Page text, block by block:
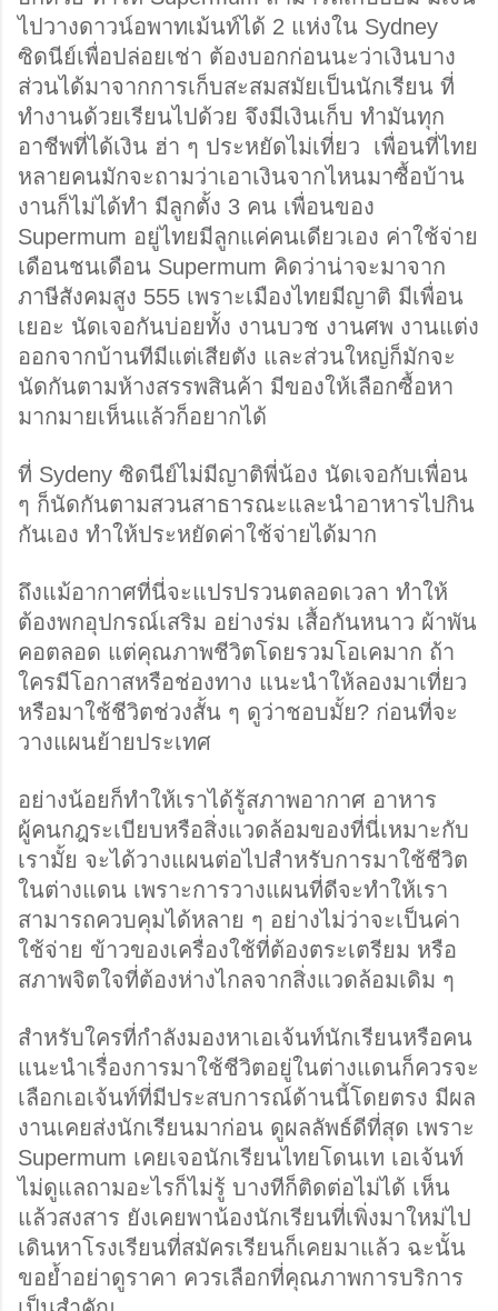
ไปวางดาวน์อพาทเม้นท์ได้ 2 แห่งใน Sydney
ซิดนีย์เพื่อปล่อยเช่า ต้องบอกก่อนนะว่าเงินบาง
ส่วนได้มาจากการเก็บสะสมสมัยเป็นนักเรียน ที่
ทำงานด้วยเรียนไปด้วย จึงมีเงินเก็บ ทำมันทุก
อาชีพที่ได้เงิน ฮ่า ๆ ประหยัดไม่เที่ยว  เพื่อนที่ไทย
หลายคนมักจะถามว่าเอาเงินจากไหนมาซื้อบ้าน
งานก็ไม่ได้ทำ มีลูกตั้ง 3 คน เพื่อนของ
Supermum อยู่ไทยมีลูกแค่คนเดียวเอง ค่าใช้จ่าย
เดือนชนเดือน Supermum คิดว่าน่าจะมาจาก
ภาษีสังคมสูง 555 เพราะเมืองไทยมีญาติ มีเพื่อน
เยอะ นัดเจอกันบ่อยทั้ง งานบวช งานศพ งานแต่ง
ออกจากบ้านทีมีแต่เสียตัง และส่วนใหญ่ก็มักจะ
นัดกันตามห้างสรรพสินค้า มีของให้เลือกซื้อหา
มากมายเห็นแล้วก็อยากได้
ที่ Sydeny ซิดนีย์ไม่มีญาติพี่น้อง นัดเจอกับเพื่อน
ๆ ก็นัดกันตามสวนสาธารณะและนำอาหารไปกิน
กันเอง ทำให้ประหยัดค่าใช้จ่ายได้มาก
ถึงแม้อากาศที่นี่จะแปรปรวนตลอดเวลา ทำให้
ต้องพกอุปกรณ์เสริม อย่างร่ม เสื้อกันหนาว ผ้าพัน
คอตลอด แต่คุณภาพชีวิตโดยรวมโอเคมาก ถ้า
ใครมีโอกาสหรือช่องทาง แนะนำให้ลองมาเที่ยว
หรือมาใช้ชีวิตช่วงสั้น ๆ ดูว่าชอบมั้ย? ก่อนที่จะ
วางแผนย้ายประเทศ
อย่างน้อยก็ทำให้เราได้รู้สภาพอากาศ อาหาร
ผู้คนกฎระเบียบหรือสิ่งแวดล้อมของที่นี่เหมาะกับ
เรามั้ย จะได้วางแผนต่อไปสำหรับการมาใช้ชีวิต
ในต่างแดน เพราะการวางแผนที่ดีจะทำให้เรา
สามารถควบคุมได้หลาย ๆ อย่างไม่ว่าจะเป็นค่า
ใช้จ่าย ข้าวของเครื่องใช้ที่ต้องตระเตรียม หรือ
สภาพจิตใจที่ต้องห่างไกลจากสิ่งแวดล้อมเดิม ๆ
สำหรับใครที่กำลังมองหาเอเจ้นท์นักเรียนหรือคน
แนะนำเรื่องการมาใช้ชีวิตอยู่ในต่างแดนก็ควรจะ
เลือกเอเจ้นท์ที่มีประสบการณ์ด้านนี้โดยตรง มีผล
งานเคยส่งนักเรียนมาก่อน ดูผลลัพธ์ดีที่สุด เพราะ
Supermum เคยเจอนักเรียนไทยโดนเท เอเจ้นท์
ไม่ดูแลถามอะไรก็ไม่รู้ บางทีก็ติดต่อไม่ได้ เห็น
แล้วสงสาร ยังเคยพาน้องนักเรียนที่เพิ่งมาใหม่ไป
เดินหาโรงเรียนที่สมัครเรียนก็เคยมาแล้ว ฉะนั้น
ขอย้ำอย่าดูราคา ควรเลือกที่คุณภาพการบริการ